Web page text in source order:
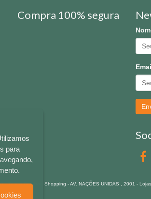
Compra 100% segura
- Térreo Bourbon Shopping - AV. NAÇÕES UNIDAS , 2001 -
para